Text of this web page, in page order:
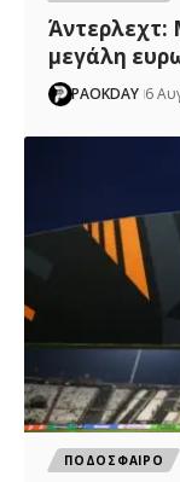
Άντερλεχτ:
μεγάλη
PAOKDAY 6
ΠΟΔΟΣΦΑΙΡΟ